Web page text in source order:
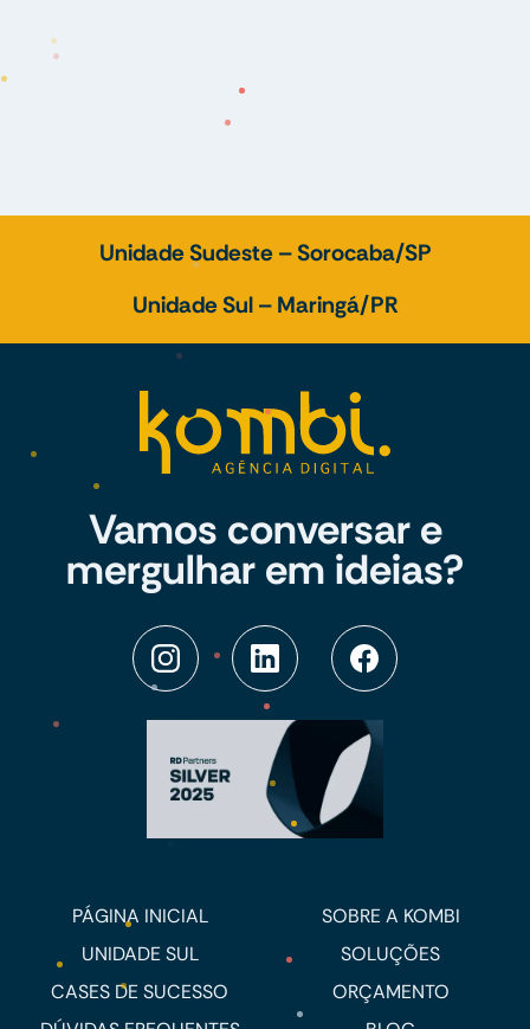
Unidade Sudeste – Sorocaba/SP
Unidade Sul – Maringá/PR
Vamos conversar e
mergulhar em ideias?
PÁGINA INICIAL
SOBRE A KOMBI
UNIDADE SUL
SOLUÇÕES
CASES DE SUCESSO
ORÇAMENTO